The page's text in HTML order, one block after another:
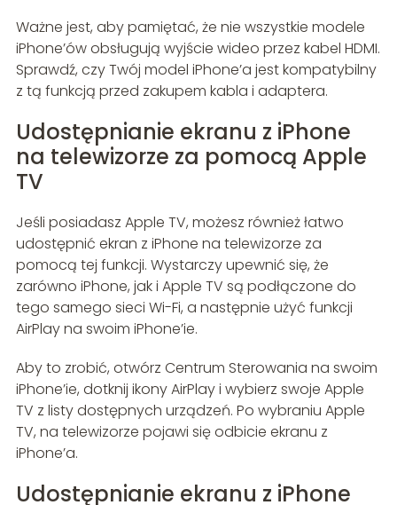
Ważne jest, aby pamiętać, że nie wszystkie modele
iPhone’ów obsługują wyjście wideo przez kabel HDMI.
Sprawdź, czy Twój model iPhone’a jest kompatybilny
z tą funkcją przed zakupem kabla i adaptera.
Udostępnianie ekranu z iPhone
na telewizorze za pomocą Apple
TV
Jeśli posiadasz Apple TV, możesz również łatwo
udostępnić ekran z iPhone na telewizorze za
pomocą tej funkcji. Wystarczy upewnić się, że
zarówno iPhone, jak i Apple TV są podłączone do
tego samego sieci Wi-Fi, a następnie użyć funkcji
AirPlay na swoim iPhone’ie.
Aby to zrobić, otwórz Centrum Sterowania na swoim
iPhone’ie, dotknij ikony AirPlay i wybierz swoje Apple
TV z listy dostępnych urządzeń. Po wybraniu Apple
TV, na telewizorze pojawi się odbicie ekranu z
iPhone’a.
Udostępnianie ekranu z iPhone